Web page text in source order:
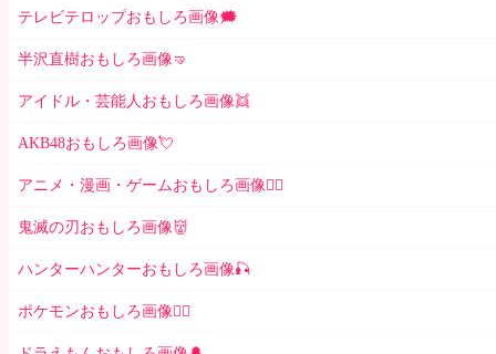
テレビテロップおもしろ画像🗯
半沢直樹おもしろ画像🤜
アイドル・芸能人おもしろ画像👯
AKB48おもしろ画像💘
アニメ・漫画・ゲームおもしろ画像🧚‍♀️
鬼滅の刃おもしろ画像👹
ハンターハンターおもしろ画像🎣
ポケモンおもしろ画像🤹‍♂️